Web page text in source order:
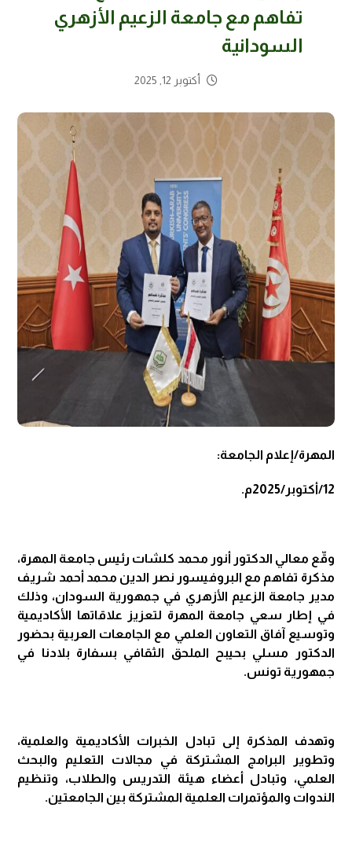
تفاهم مع جامعة الزعيم الأزهري
السودانية
أكتوبر 12, 2025
المهرة/إعلام الجامعة:
12/أكتوبر/2025م.
وقّع معالي الدكتور أنور محمد كلشات رئيس جامعة المهرة،
مذكرة تفاهم مع البروفيسور نصر الدين محمد أحمد شريف
مدير جامعة الزعيم الأزهري في جمهورية السودان، وذلك
في إطار سعي جامعة المهرة لتعزيز علاقاتها الأكاديمية
وتوسيع آفاق التعاون العلمي مع الجامعات العربية بحضور
الدكتور مسلي بحيبح الملحق الثقافي بسفارة بلادنا في
جمهورية تونس.
وتهدف المذكرة إلى تبادل الخبرات الأكاديمية والعلمية،
وتطوير البرامج المشتركة في مجالات التعليم والبحث
العلمي، وتبادل أعضاء هيئة التدريس والطلاب، وتنظيم
الندوات والمؤتمرات العلمية المشتركة بين الجامعتين.